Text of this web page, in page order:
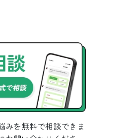
みを無料で相談できま